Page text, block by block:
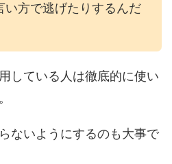
い方で逃げたりするんだ
ている人は徹底的に使い
ないようにするのも大事で